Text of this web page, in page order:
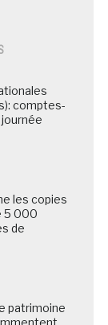
comptes-
les copies
5 000
de
patrimoine